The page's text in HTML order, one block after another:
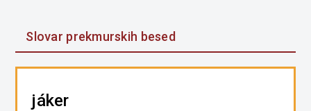
Slovar prekmurskih besed
jáker